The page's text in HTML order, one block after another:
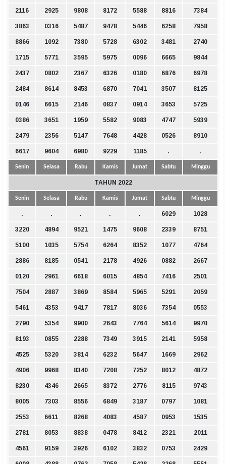
2116 2925 9808 8172 5588 8816 7384
3863 0316 5487 9478 5446 6258 7958
8866 1092 7380 5728 6302 3481 2740
1715 5771 3595 5975 0096 6665 9844
2437 0802 2367 6326 0180 6876 6978
2484 8614 8453 6870 7041 3507 8125
0146 6615 2146 0837 0914 3653 5725
0386 3651 1959 5582 9083 4747 5939
2479 2356 5147 7648 4428 0526 8910
6617 9604 6980 9229 1185 . .
Senin Selasa Rabu Kamis Jumat Sabtu Minggu
TAHUN 2022
Senin Selasa Rabu Kamis Jumat Sabtu Minggu
. . . . . 6029 1028
3220 4894 9521 1475 9608 2339 8751
5100 1035 5754 6264 8352 1077 4764
2886 8185 0541 2178 4926 0882 2667
0120 2961 6618 6015 4854 7416 2501
7504 2887 3869 8584 5965 5291 2059
5461 4353 9417 7817 8036 7354 0553
2790 5354 9900 2643 7764 5614 9970
8193 0855 2288 7349 3915 2141 5958
4525 5320 3814 6232 5647 1669 2962
4906 9968 8340 7208 7252 8012 4872
8230 4346 2665 8372 2776 8115 9743
8005 7303 8556 6849 3187 0797 1081
2553 6611 8268 4083 4587 0953 1535
2781 8053 8838 0478 8412 2321 2011
4561 9159 3926 6102 3832 0753 2429